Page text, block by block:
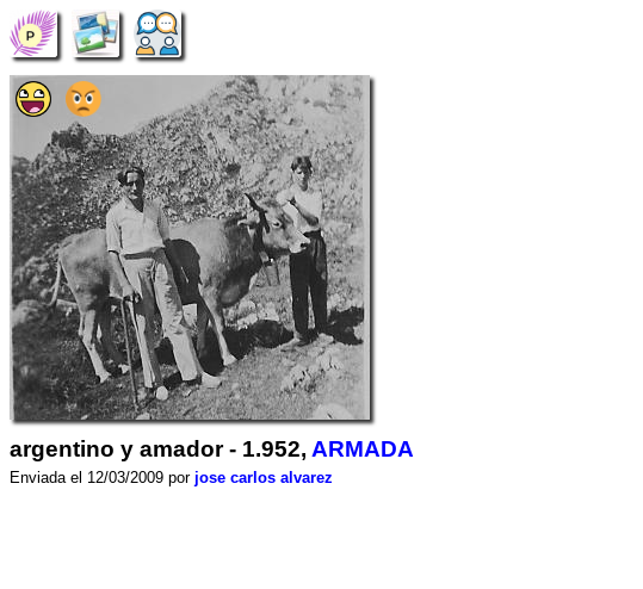
argentino y amador - 1.952, ARMADA
Enviada el 12/03/2009 por jose carlos alvarez